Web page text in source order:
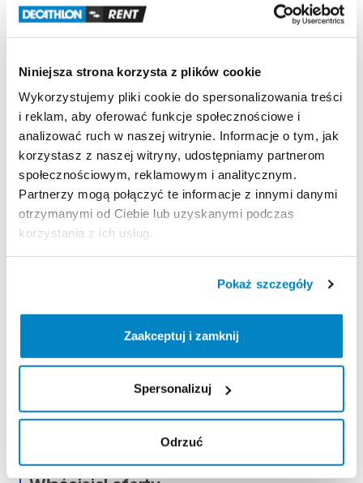
Niniejsza strona korzysta z plików cookie
Wykorzystujemy pliki cookie do spersonalizowania treści
i reklam, aby oferować funkcje społecznościowe i
analizować ruch w naszej witrynie. Informacje o tym, jak
korzystasz z naszej witryny, udostępniamy partnerom
społecznościowym, reklamowym i analitycznym.
Partnerzy mogą połączyć te informacje z innymi danymi
otrzymanymi od Ciebie lub uzyskanymi podczas
korzystania z ich usług.
Pokaż szczegóły
Zaakceptuj i zamknij
Spersonalizuj
Odrzuć
Przerzutka tył Shimano
Zasady wypożyczenia
REGULAMIN
Regulamin wypożyczalni
KAUCJA
Nie pobieramy kaucji za wypożyczenie tego
Lokalizacja
ul. Krakowska 12, 42-262 Poczesna, Polska
Pokaż na mapie